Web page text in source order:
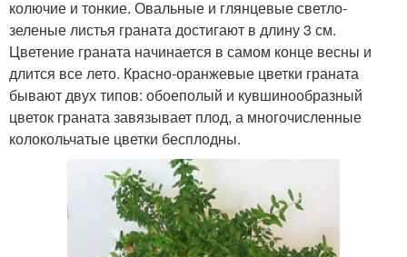
колючие и тонкие. Овальные и глянцевые светло-
зеленые листья граната достигают в длину 3 см.
Цветение граната начинается в самом конце весны и
длится все лето. Красно-оранжевые цветки граната
бывают двух типов: обоеполый и кувшинообразный
цветок граната завязывает плод, а многочисленные
колокольчатые цветки бесплодны.